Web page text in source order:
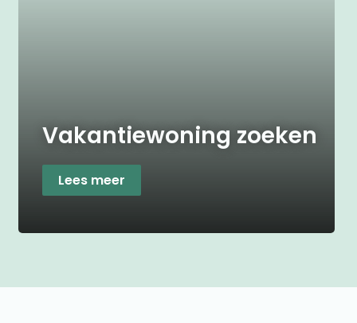
Vakantiewoning zoeken
Lees meer